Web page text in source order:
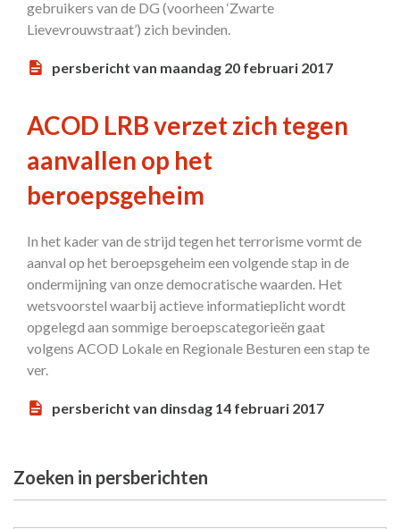
gebruikers van de DG (voorheen ‘Zwarte
Lievevrouwstraat’) zich bevinden.
persbericht van maandag 20 februari 2017
ACOD LRB verzet zich tegen
aanvallen op het
beroepsgeheim
In het kader van de strijd tegen het terrorisme vormt de
aanval op het beroepsgeheim een volgende stap in de
ondermijning van onze democratische waarden. Het
wetsvoorstel waarbij actieve informatieplicht wordt
opgelegd aan sommige beroepscategorieën gaat
volgens ACOD Lokale en Regionale Besturen een stap te
ver.
persbericht van dinsdag 14 februari 2017
Zoeken in persberichten